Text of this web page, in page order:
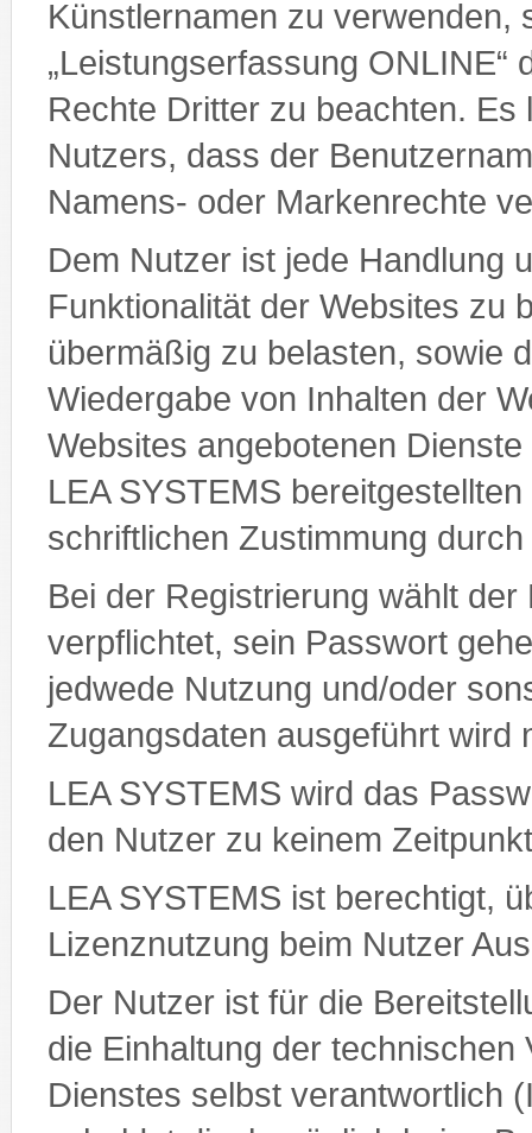
Künstlernamen zu verwenden,
„Leistungserfassung
Rechte Dritter zu beachten.
Nutzers, dass der
Namens- oder Markenrechte
Dem Nutzer ist jede Handlung
Funktionalität der Websites zu
übermäßig zu belasten, sowie
Wiedergabe von Inhalten der
Websites angebotenen
LEA SYSTEMS
schriftlichen Zustimmung
Bei der Registrierung wählt
verpflichtet, sein Passwort
jedwede Nutzung und/oder
Zugangsdaten ausgeführt wird
LEA SYSTEMS wird das
den Nutzer zu keinem
LEA SYSTEMS ist berechtigt,
Lizenznutzung beim Nutzer
Der Nutzer ist für die
die Einhaltung der
Dienstes selbst verantwortlich